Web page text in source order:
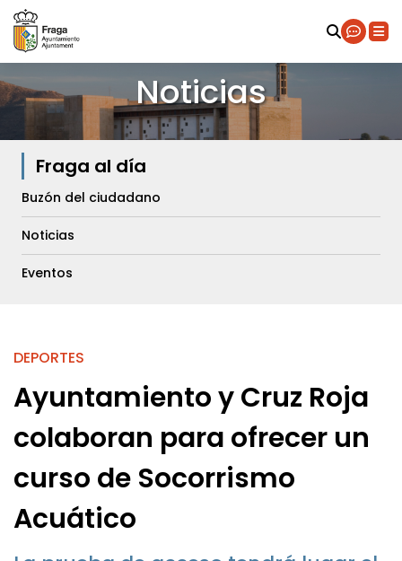
Noticias
Fraga al día
Buzón del ciudadano
Noticias
Eventos
DEPORTES
Ayuntamiento y Cruz Roja
colaboran para ofrecer un
curso de Socorrismo
Acuático